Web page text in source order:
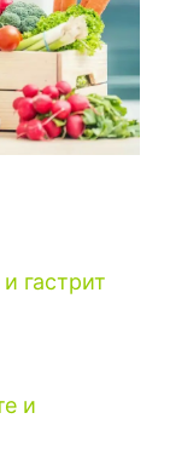
гастрит
и